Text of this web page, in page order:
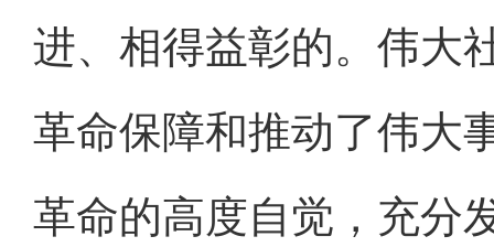
进、相得益彰的。伟大
革命保障和推动了伟大
革命的高度自觉，充分